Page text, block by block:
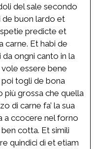
del sale secondo
de buon lardo et
predicte et
carne. Et habi de
ongni canto in la
essere bene
togli de bona
più grossa che quella
di carne fa’ la sua
a ccocere nel forno
cotta. Et simili
quindici dì et etiam